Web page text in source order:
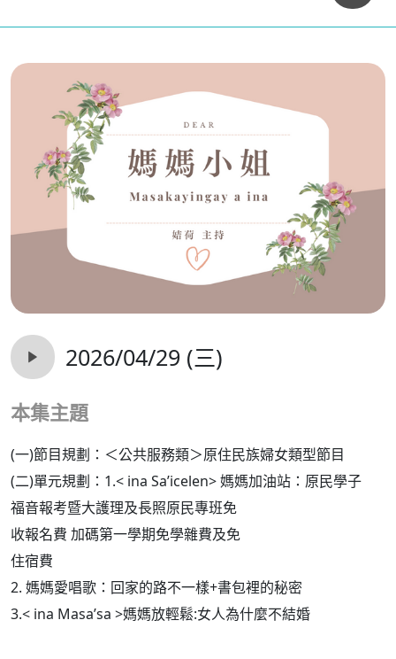
2026/04/29 (三)
本集主題
(一)節目規劃：＜公共服務類＞原住民族婦女類型節目
(二)單元規劃：1.< ina Sa’icelen> 媽媽加油站：原民學子
福音報考暨大護理及長照原民專班免
收報名費 加碼第一學期免學雜費及免
住宿費
2. 媽媽愛唱歌：回家的路不一樣+書包裡的秘密
3.< ina Masa’sa >媽媽放輕鬆:女人為什麼不結婚